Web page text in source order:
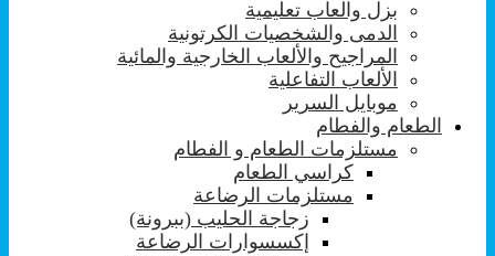
بزل والعاب تعليمية
الدمى والشخصيات الكرتونية
المراجيح والألعاب الخارجية والمائية
الألعاب التفاعلية
موبايل السرير
الطعام والفطام
مستلزمات الطعام و الفطام
كراسي الطعام
مستلزمات الرضاعة
زجاجة الحليب (ببرونة)
إكسسوارات الرضاعة